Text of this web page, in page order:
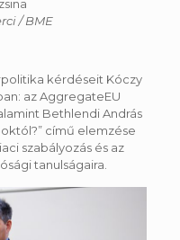
/ BME
kérdéseit Kóczy
az AggregateEU
Bethlendi András
című elemzése
szabályozás és az
tanulságaira.